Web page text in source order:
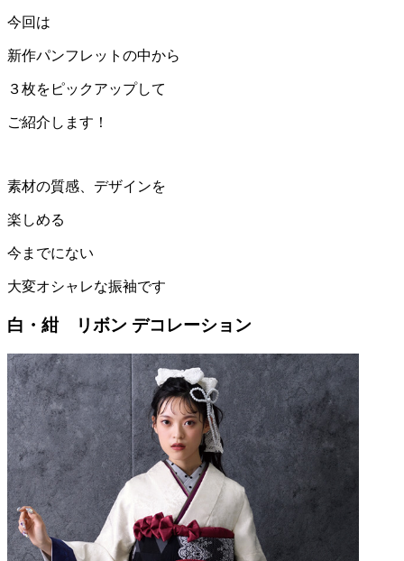
今回は
新作パンフレットの中から
３枚をピックアップして
ご紹介します！
素材の質感、デザインを
楽しめる
今までにない
大変オシャレな振袖です
白・紺 リボン デコレーション